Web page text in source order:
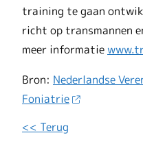
training te gaan
richt op transmannen
meer informatie
Bron: Nederlandse
Foniatrie
<< Terug